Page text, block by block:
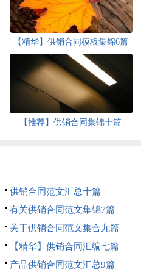
【精华】供销合同模板集锦6篇
【推荐】供销合同集锦十篇
供销合同范文汇总十篇
有关供销合同范文集锦7篇
关于供销合同范文集合九篇
【精华】供销合同汇编七篇
产品供销合同范文汇总9篇